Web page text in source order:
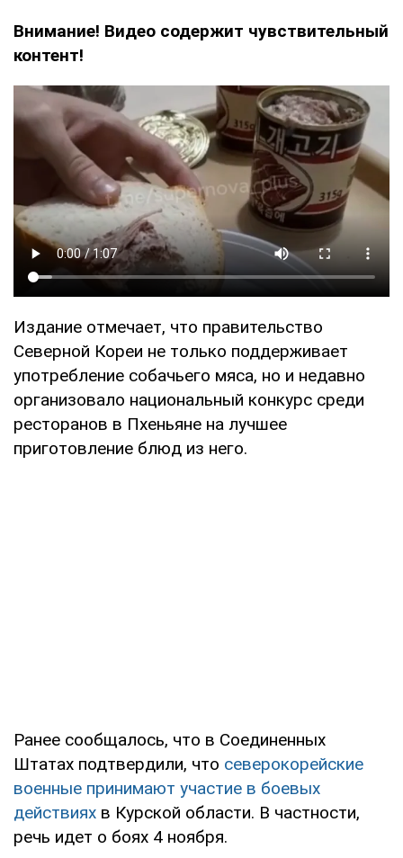
Внимание! Видео содержит чувствительный
контент!
Издание отмечает, что правительство
Северной Кореи не только поддерживает
употребление собачьего мяса, но и недавно
организовало национальный конкурс среди
ресторанов в Пхеньяне на лучшее
приготовление блюд из него.
Ранее сообщалось, что в Соединенных
Штатах подтвердили, что северокорейские
военные принимают участие в боевых
действиях в Курской области. В частности,
речь идет о боях 4 ноября.